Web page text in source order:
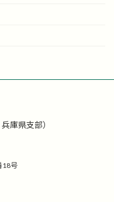
庫県支部）
18号